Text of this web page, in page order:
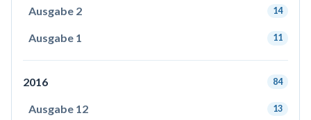
Ausgabe 2 14
Ausgabe 1 11
2016 84
Ausgabe 12 13